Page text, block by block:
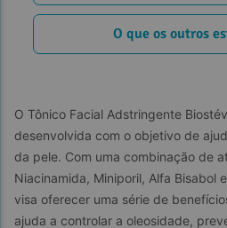
O que os outros
O Tônico Facial Adstringente
desenvolvida com o objetivo de
da pele. Com uma combinação de
Niacinamida, Miniporil, Alfa Bisabol
visa oferecer uma série de
ajuda a controlar a oleosidade,